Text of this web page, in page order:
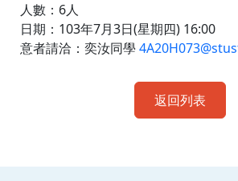
人數：6人
日期：103年7月3日(星期四) 16:00
意者請洽：奕汝同學
返回列表